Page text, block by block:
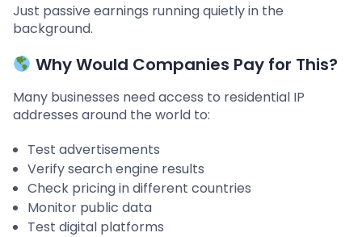
Just passive earnings running quietly in the
background.
Why Would Companies Pay for This?
Many businesses need access to residential IP
addresses around the world to:
Test advertisements
Verify search engine results
Check pricing in different countries
Monitor public data
Test digital platforms